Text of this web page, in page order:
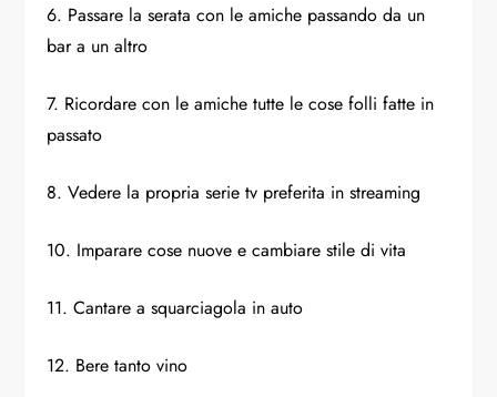
6. Passare la serata con le amiche passando da un
bar a un altro
7. Ricordare con le amiche tutte le cose folli fatte in
passato
8. Vedere la propria serie tv preferita in streaming
10. Imparare cose nuove e cambiare stile di vita
11. Cantare a squarciagola in auto
12. Bere tanto vino